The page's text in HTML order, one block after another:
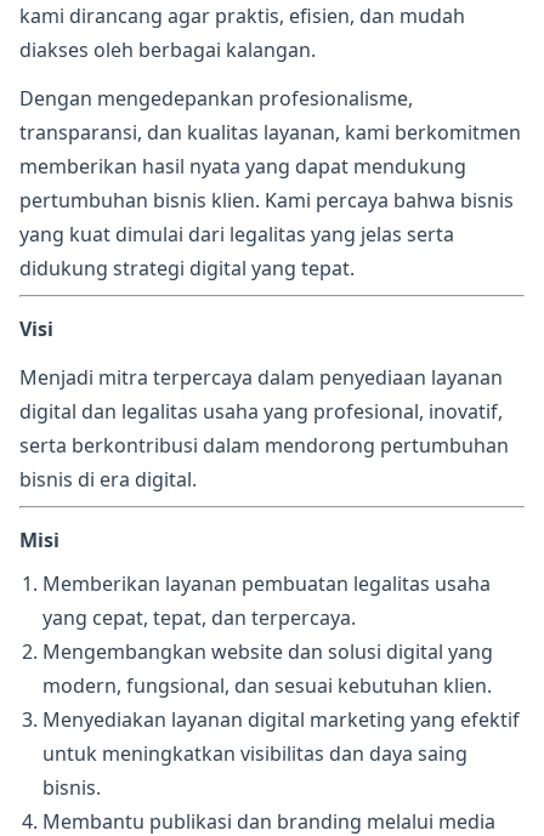
kami dirancang agar praktis, efisien, dan mudah
diakses oleh berbagai kalangan.
Dengan mengedepankan profesionalisme,
transparansi, dan kualitas layanan, kami berkomitmen
memberikan hasil nyata yang dapat mendukung
pertumbuhan bisnis klien. Kami percaya bahwa bisnis
yang kuat dimulai dari legalitas yang jelas serta
didukung strategi digital yang tepat.
Visi
Menjadi mitra terpercaya dalam penyediaan layanan
digital dan legalitas usaha yang profesional, inovatif,
serta berkontribusi dalam mendorong pertumbuhan
bisnis di era digital.
Misi
Memberikan layanan pembuatan legalitas usaha
yang cepat, tepat, dan terpercaya.
Mengembangkan website dan solusi digital yang
modern, fungsional, dan sesuai kebutuhan klien.
Menyediakan layanan digital marketing yang efektif
untuk meningkatkan visibilitas dan daya saing
bisnis.
Membantu publikasi dan branding melalui media